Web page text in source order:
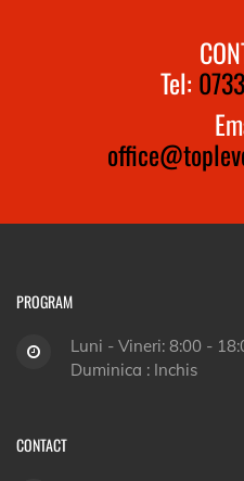
Tel:
PROGRAM
Luni - Vineri: 8:00 -
Duminica : Inchis
CONTACT